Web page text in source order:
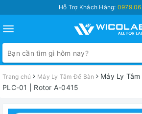
Hỗ Trợ Khách Hàng:
Toggle
navigation
Trang chủ Máy Ly Tâm Để Bàn
Máy Ly
PLC-01 | Rotor A-0415